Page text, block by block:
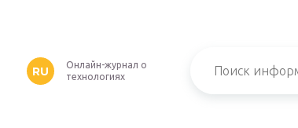
RU
Онлайн-журнал о
технологиях